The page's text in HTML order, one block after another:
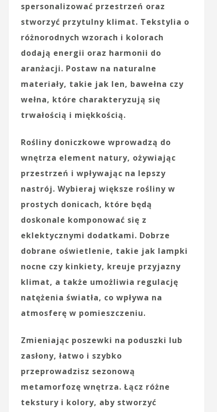
spersonalizować przestrzeń oraz
stworzyć przytulny klimat. Tekstylia o
różnorodnych wzorach i kolorach
dodają energii oraz harmonii do
aranżacji. Postaw na naturalne
materiały, takie jak len, bawełna czy
wełna, które charakteryzują się
trwałością i miękkością.
Rośliny doniczkowe wprowadzą do
wnętrza element natury, ożywiając
przestrzeń i wpływając na lepszy
nastrój. Wybieraj większe rośliny w
prostych donicach, które będą
doskonale komponować się z
eklektycznymi dodatkami. Dobrze
dobrane oświetlenie, takie jak lampki
nocne czy kinkiety, kreuje przyjazny
klimat, a także umożliwia regulację
natężenia światła, co wpływa na
atmosferę w pomieszczeniu.
Zmieniając poszewki na poduszki lub
zasłony, łatwo i szybko
przeprowadzisz sezonową
metamorfozę wnętrza. Łącz różne
tekstury i kolory, aby stworzyć